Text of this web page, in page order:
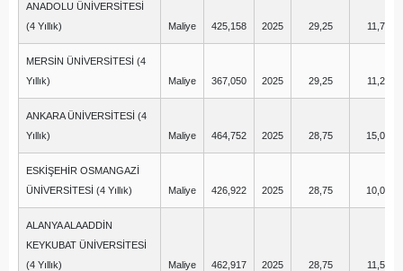
ANADOLU ÜNİVERSİTESİ
(4 Yıllık)
Maliye 425,158 2025 29,25 11,75
MERSİN ÜNİVERSİTESİ (4
Yıllık)
Maliye 367,050 2025 29,25 11,25
ANKARA ÜNİVERSİTESİ (4
Yıllık)
Maliye 464,752 2025 28,75 15,00
ESKİŞEHİR OSMANGAZİ
ÜNİVERSİTESİ (4 Yıllık)
Maliye 426,922 2025 28,75 10,00
ALANYA ALAADDİN
KEYKUBAT ÜNİVERSİTESİ
(4 Yıllık)
Maliye 462,917 2025 28,75 11,50